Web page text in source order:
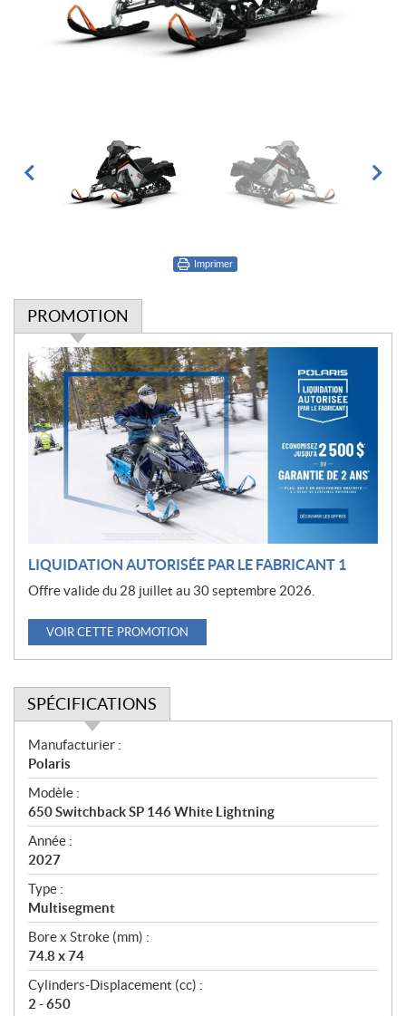
Imprimer
PROMOTION
P
r
o
m
o
t
LIQUIDATION AUTORISÉE PAR LE FABRICANT 1
Offre valide du 28 juillet au 30 septembre 2026.
VOIR CETTE PROMOTION
SPÉCIFICATIONS
S
p
é
c
i
f
i
c
a
t
i
o
n
s
Manufacturier :
Polaris
Modèle :
650 Switchback SP 146 White Lightning
Année :
2027
Type :
Multisegment
Bore x Stroke (mm) :
74.8 x 74
Cylinders-Displacement (cc) :
2 - 650